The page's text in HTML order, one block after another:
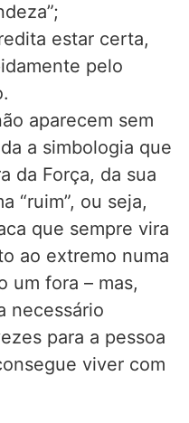
estar certa,
pelo
aparecem sem
a simbologia que
da Força, da sua
“ruim”, ou seja,
que sempre vira
ao extremo numa
um fora – mas,
necessário
para a pessoa
viver com